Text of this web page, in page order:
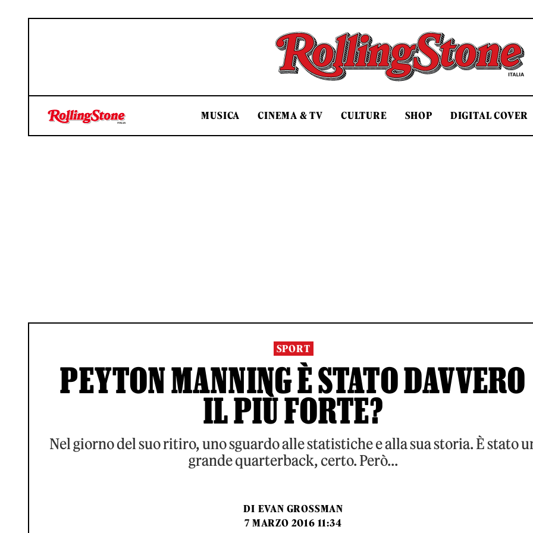
Rolling Stone Italia
MUSICA CINEMA & TV CULTURE SHOP DIGITAL COVER
SPORT
PEYTON MANNING È STATO DAVVERO
IL PIÙ FORTE?
Nel giorno del suo ritiro, uno sguardo alle statistiche e alla sua storia. È stato
grande quarterback, certo. Però...
DI EVAN GROSSMAN
7 MARZO 2016 11:34